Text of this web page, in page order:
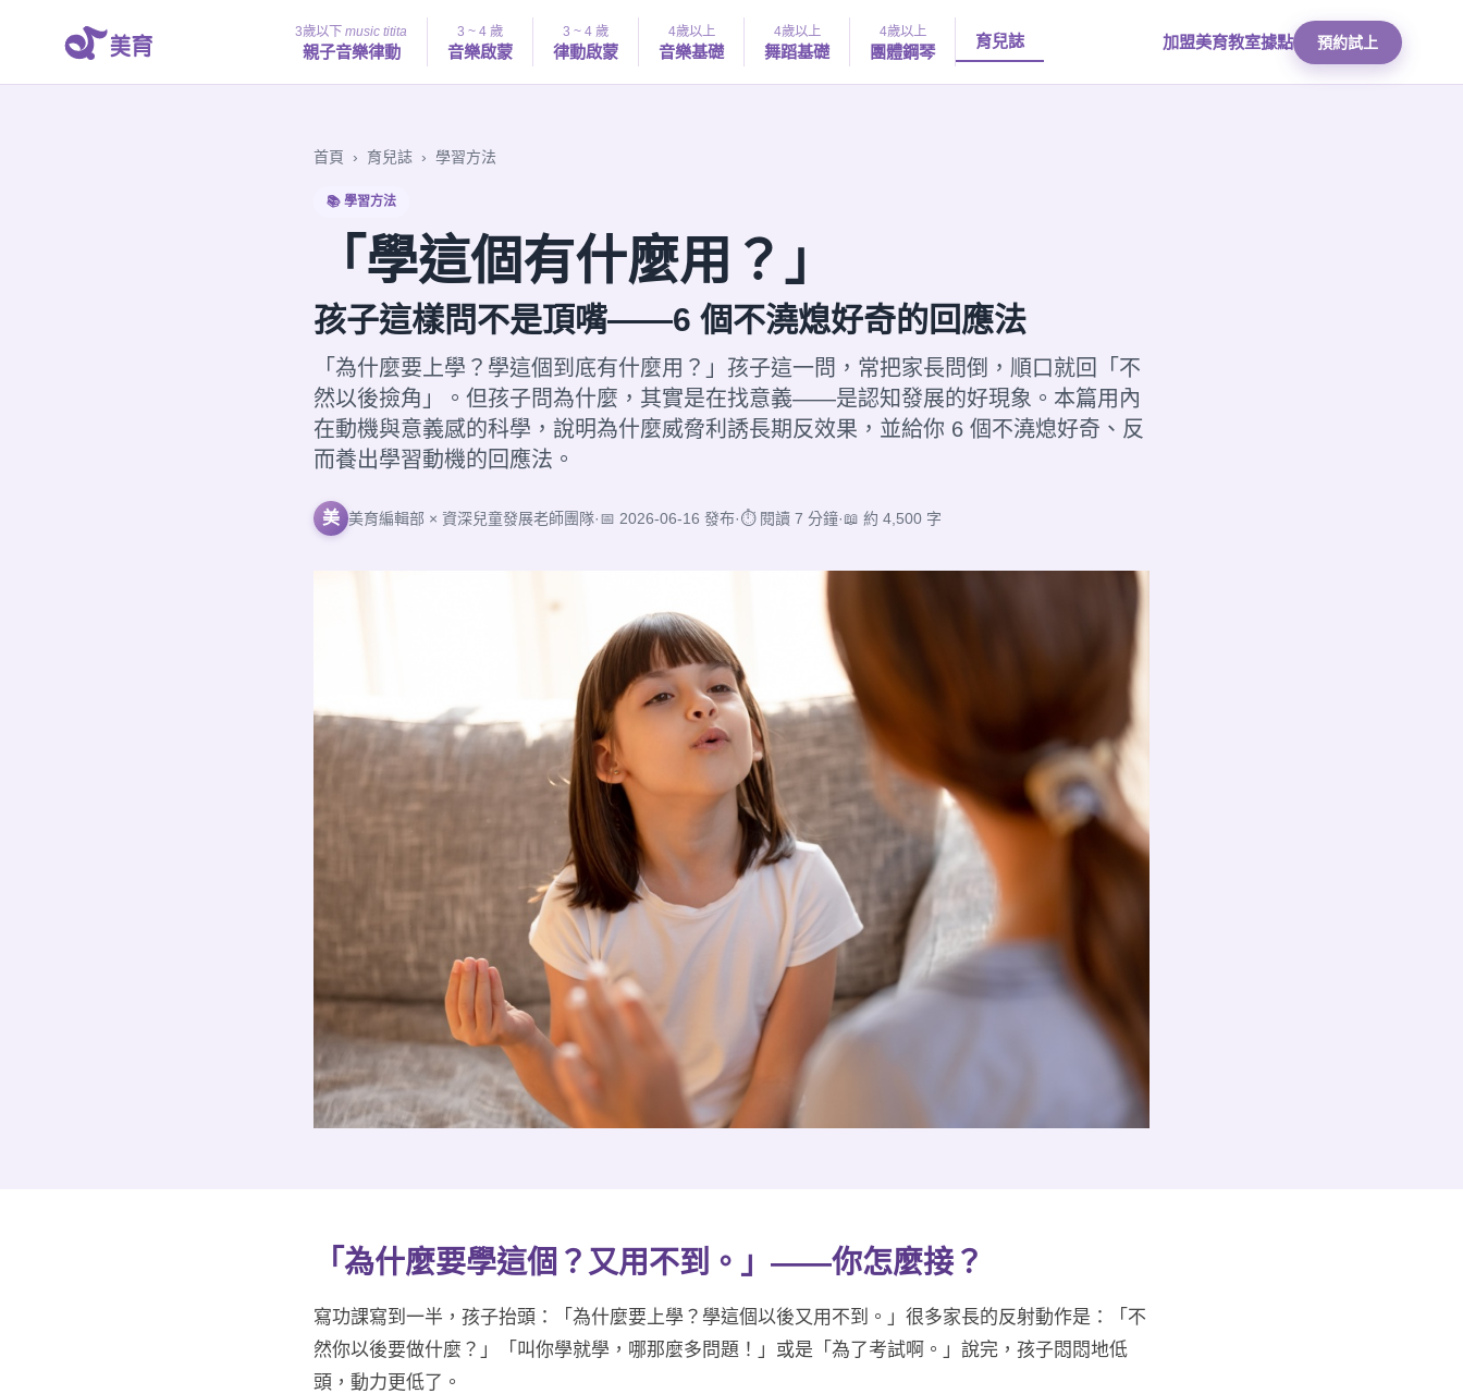
3歲以下music titita
親子音樂律動
3 ~ 4 歲
音樂啟蒙
3 ~ 4 歲
律動啟蒙
4歲以上
音樂基礎
4歲以上
舞蹈基礎
4歲以上
團體鋼琴
育兒誌 加盟美育教室據點 預約試上
首頁 › 育兒誌 › 學習方法
📚 學習方法
「學這個有什麼用？」
孩子這樣問不是頂嘴——6 個不澆熄好奇的回應法
「為什麼要上學？學這個到底有什麼用？」孩子這一問，常把家長問倒，順口就回「不
然以後撿角」。但孩子問為什麼，其實是在找意義——是認知發展的好現象。本篇用內
在動機與意義感的科學，說明為什麼威脅利誘長期反效果，並給你 6 個不澆熄好奇、反
而養出學習動機的回應法。
美 美育編輯部 × 資深兒童發展老師團隊·📅 2026-06-16 發布·⏱ 閱讀 7 分鐘·📖 約 4,500 字
「為什麼要學這個？又用不到。」——你怎麼接？
寫功課寫到一半，孩子抬頭：「為什麼要上學？學這個以後又用不到。」很多家長的反射動作是：「不
然你以後要做什麼？」「叫你學就學，哪那麼多問題！」或是「為了考試啊。」說完，孩子悶悶地低
頭，動力更低了。